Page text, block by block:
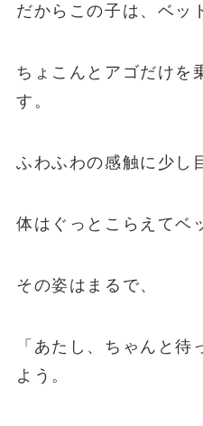
だからこの子は、ベッ
ちょこんとアゴだけを
す。
ふわふわの感触に少し
体はぐっとこらえてベ
その姿はまるで、
「あたし、ちゃんと
よう。